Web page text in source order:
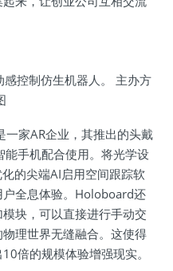
控制仿生机器人。 主办方
一家AR企业，其推出的头戴
手机配合使用。将光学设
的尖端AI启用空间跟踪软
全息体验。Holoboard还
块，可以直接进行手动交
理世界无缝融合。这使得
倍的规模体验增强现实。